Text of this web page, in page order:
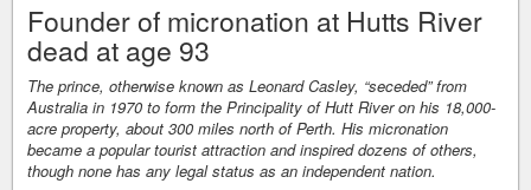
Founder of micronation at Hutts River
dead at age 93
The prince, otherwise known as Leonard Casley, “seceded” from
Australia in 1970 to form the Principality of Hutt River on his 18,000-
acre property, about 300 miles north of Perth. His micronation
became a popular tourist attraction and inspired dozens of others,
though none has any legal status as an independent nation.